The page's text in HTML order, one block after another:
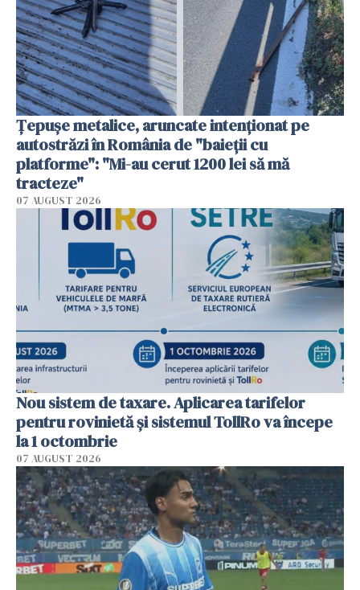
Țepușe metalice, aruncate intenționat pe
autostrăzi în România de "baieții cu
platforme": "Mi-au cerut 1200 lei să mă
tracteze"
07 AUGUST 2026
Nou sistem de taxare. Aplicarea tarifelor
pentru rovinietă şi sistemul TollRo va începe
la 1 octombrie
07 AUGUST 2026